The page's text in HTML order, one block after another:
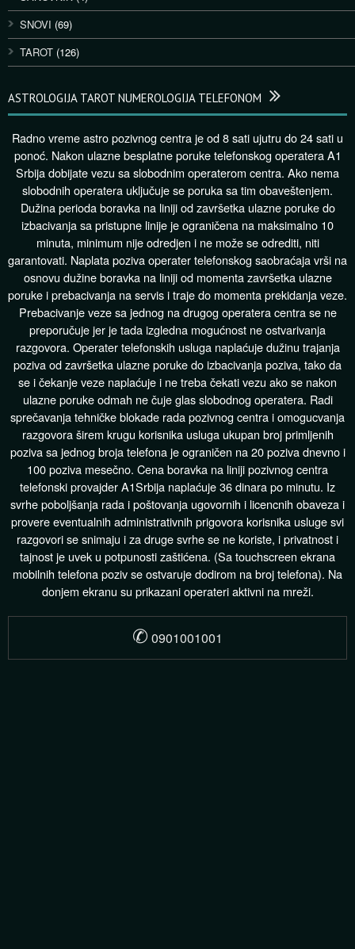
SNOVI (69)
TAROT (126)
ASTROLOGIJA TAROT NUMEROLOGIJA TELEFONOM
Radno vreme astro pozivnog centra je od 8 sati ujutru do 24 sati u
ponoć. Nakon ulazne besplatne poruke telefonskog operatera A1
Srbija dobijate vezu sa slobodnim operaterom centra. Ako nema
slobodnih operatera uključuje se poruka sa tim obaveštenjem.
Dužina perioda boravka na liniji od završetka ulazne poruke do
izbacivanja sa pristupne linije je ograničena na maksimalno 10
minuta, minimum nije odredjen i ne može se odrediti, niti
garantovati. Naplata poziva operater telefonskog saobraćaja vrši na
osnovu dužine boravka na liniji od momenta završetka ulazne
poruke i prebacivanja na servis i traje do momenta prekidanja veze.
Prebacivanje veze sa jednog na drugog operatera centra se ne
preporučuje jer je tada izgledna mogućnost ne ostvarivanja
razgovora. Operater telefonskih usluga naplaćuje dužinu trajanja
poziva od završetka ulazne poruke do izbacivanja poziva, tako da
se i čekanje veze naplaćuje i ne treba čekati vezu ako se nakon
ulazne poruke odmah ne čuje glas slobodnog operatera. Radi
sprečavanja tehničke blokade rada pozivnog centra i omogucvanja
razgovora širem krugu korisnika usluga ukupan broj primljenih
poziva sa jednog broja telefona je ograničen na 20 poziva dnevno i
100 poziva mesečno. Cena boravka na liniji pozivnog centra
telefonski provajder A1Srbija naplaćuje 36 dinara po minutu. Iz
svrhe poboljšanja rada i poštovanja ugovornih i licencnih obaveza i
provere eventualnih administrativnih prigovora korisnika usluge svi
razgovori se snimaju i za druge svrhe se ne koriste, i privatnost i
tajnost je uvek u potpunosti zaštićena. (Sa touchscreen ekrana
mobilnih telefona poziv se ostvaruje dodirom na broj telefona). Na
donjem ekranu su prikazani operateri aktivni na mreži.
✆ 0901001001